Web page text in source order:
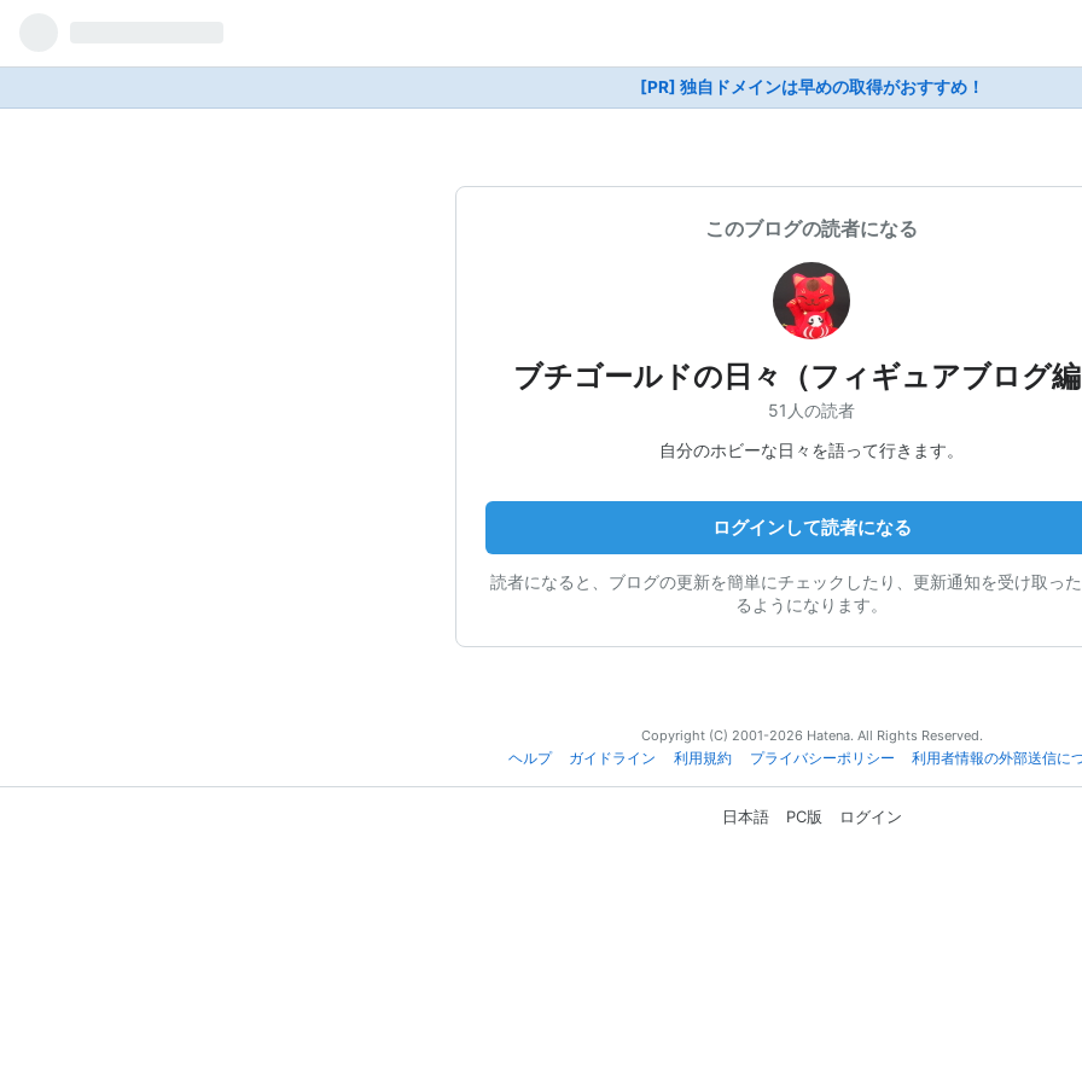
[PR] 独自ドメインは早めの取得がおすすめ！
このブログの読者になる
ブチゴールドの日々（フィギュアブログ
51人の読者
自分のホビーな日々を語って行きます。
ログインして読者になる
読者になると、ブログの更新を簡単にチェックしたり、更新通知を受け取っ
るようになります。
Copyright (C) 2001-2026 Hatena. All Rights Reserved.
ヘルプ
ガイドライン 利用規約 プライバシーポリシー 利用者情報の外部送信に
日本語 PC版 ログイン